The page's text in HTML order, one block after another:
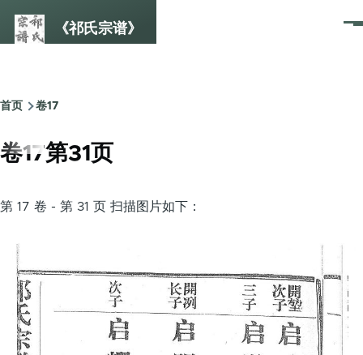
《祁氏宗谱》
菜
面
包
屑
首页 卷17
卷17第31页
第 17 卷 - 第 31 页 扫描图片如下：